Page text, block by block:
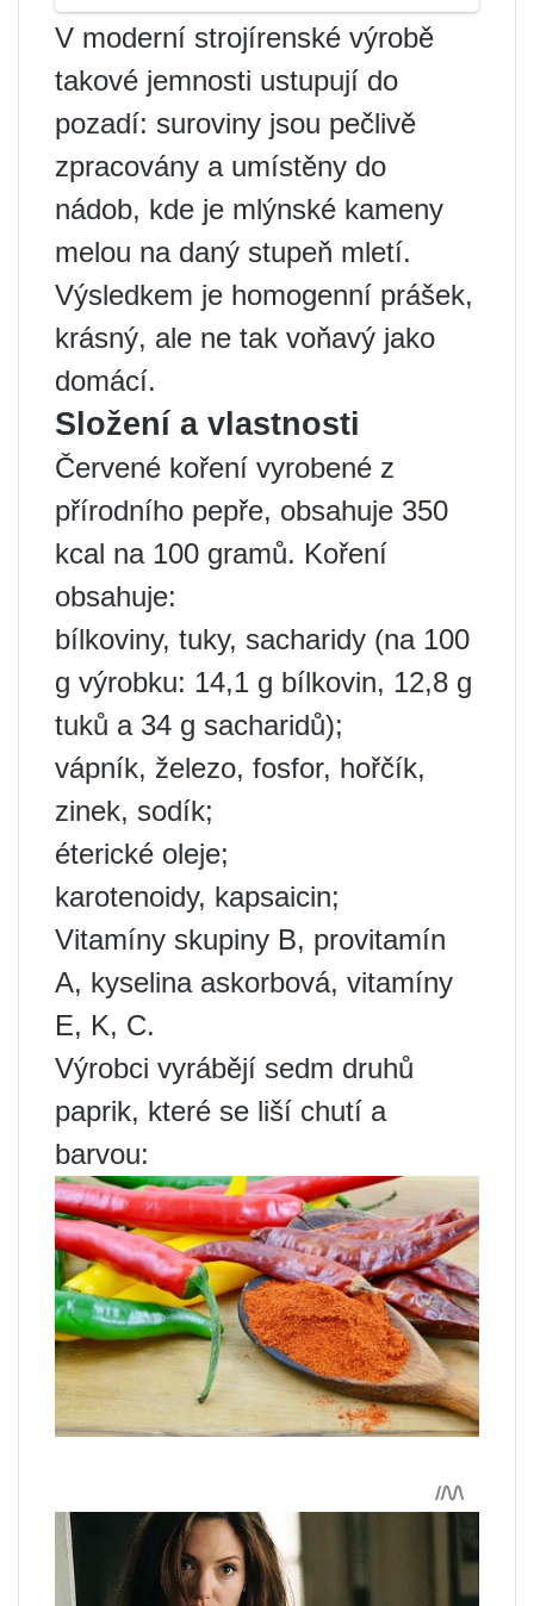
V moderní strojírenské výrobě
takové jemnosti ustupují do
pozadí: suroviny jsou pečlivě
zpracovány a umístěny do
nádob, kde je mlýnské kameny
melou na daný stupeň mletí.
Výsledkem je homogenní prášek,
krásný, ale ne tak voňavý jako
domácí.
Složení a vlastnosti
Červené koření vyrobené z
přírodního pepře, obsahuje 350
kcal na 100 gramů. Koření
obsahuje:
bílkoviny, tuky, sacharidy (na 100
g výrobku: 14,1 g bílkovin, 12,8 g
tuků a 34 g sacharidů);
vápník, železo, fosfor, hořčík,
zinek, sodík;
éterické oleje;
karotenoidy, kapsaicin;
Vitamíny skupiny B, provitamín
A, kyselina askorbová, vitamíny
E, K, C.
Výrobci vyrábějí sedm druhů
paprik, které se liší chutí a
barvou: